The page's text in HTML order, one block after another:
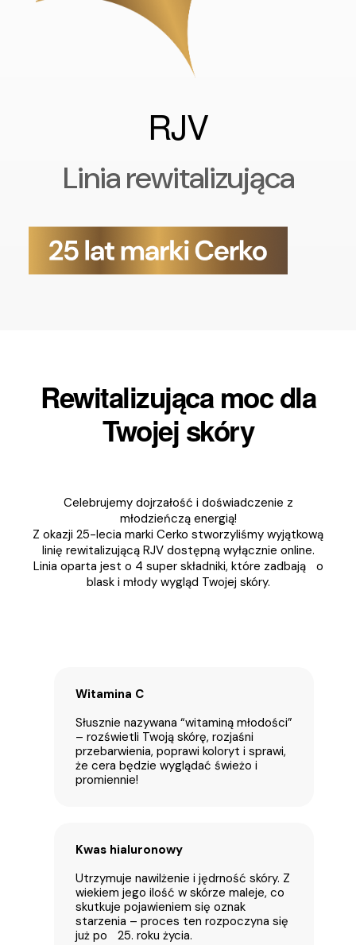
RJV
Linia rewitalizująca
Rewitalizująca moc dla
Twojej skóry
Celebrujemy dojrzałość i doświadczenie z
młodzieńczą energią!
Z okazji 25-lecia marki Cerko stworzyliśmy wyjątkową
linię rewitalizującą RJV dostępną wyłącznie online.
Linia oparta jest o 4 super składniki, które zadbają o
blask i młody wygląd Twojej skóry.
Witamina C
Słusznie nazywana “witaminą młodości”
– rozświetli Twoją skórę, rozjaśni
przebarwienia, poprawi koloryt i sprawi,
że cera będzie wyglądać świeżo i
promiennie!
Kwas hialuronowy
Utrzymuje nawilżenie i jędrność skóry. Z
wiekiem jego ilość w skórze maleje, co
skutkuje pojawieniem się oznak
starzenia – proces ten rozpoczyna się
już po 25. roku życia.